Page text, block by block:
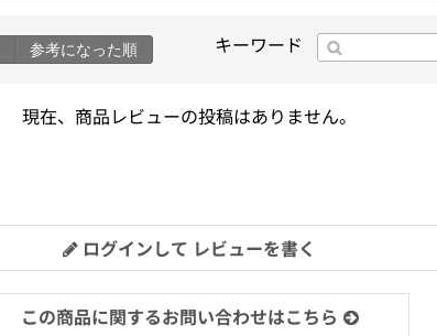
参考になった順 キーワード
現在、商品レビューの投稿はありません。
ログインして レビューを書く
この商品に関するお問い合わせはこちら